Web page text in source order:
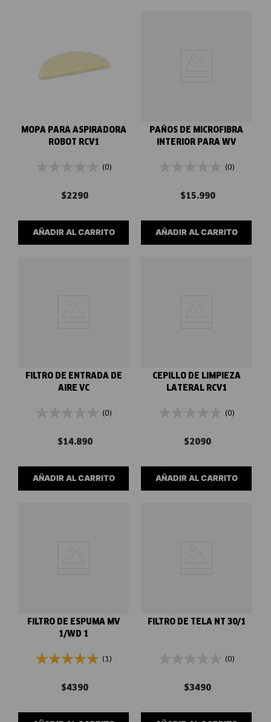
MOPA PARA ASPIRADORA
ROBOT RCV1
(0)
$2290
AÑADIR AL CARRITO
PAÑOS DE MICROFIBRA
INTERIOR PARA WV
(0)
$15.990
AÑADIR AL CARRITO
FILTRO DE ENTRADA DE
AIRE VC
(0)
$14.890
AÑADIR AL CARRITO
CEPILLO DE LIMPIEZA
LATERAL RCV1
(0)
$2090
AÑADIR AL CARRITO
FILTRO DE ESPUMA MV
1/WD 1
(1)
$4390
FILTRO DE TELA NT 30/1
(0)
$3490